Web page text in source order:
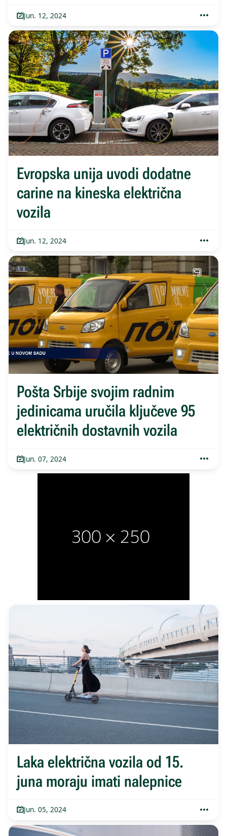
Jun. 12, 2024
Evropska unija uvodi dodatne
carine na kineska električna
vozila
Jun. 12, 2024
Pošta Srbije svojim radnim
jedinicama uručila ključeve 95
električnih dostavnih vozila
Jun. 07, 2024
Laka električna vozila od 15.
juna moraju imati nalepnice
Jun. 05, 2024